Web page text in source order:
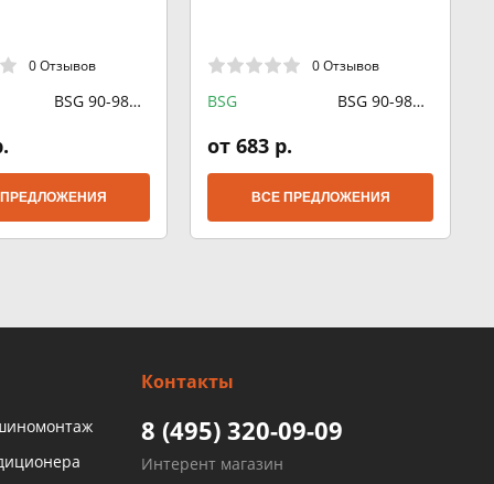
0 Отзывов
BSG 90-980-
0 Отзывов
BSG
BSG 90-980-
от 683 р.
ВСЕ ПРЕДЛОЖЕНИЯ
Контакты
8 (495) 320-09-09
Интерент магазин